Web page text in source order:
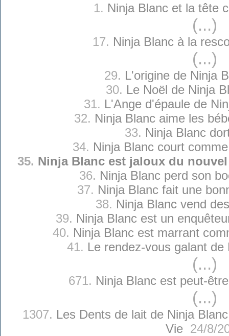
1. Ninja Blanc et la tête
(...)
17. Ninja Blanc à la
(...)
29. L'origine de Ninja
30. Le Noël de Ninja
31. L'Ange d'épaule de
32. Ninja Blanc aime les
33. Ninja Blanc
34. Ninja Blanc court
35. Ninja Blanc est jaloux du
36. Ninja Blanc perd son
37. Ninja Blanc fait une
38. Ninja Blanc vend
39. Ninja Blanc est un
40. Ninja Blanc est marrant
41. Le rendez-vous galant de
(...)
671. Ninja Blanc est peut-
(...)
1307. Les Dents de lait de Ninja
Vie24/8/